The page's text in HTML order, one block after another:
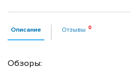
Описание Отзывы
Обзоры: